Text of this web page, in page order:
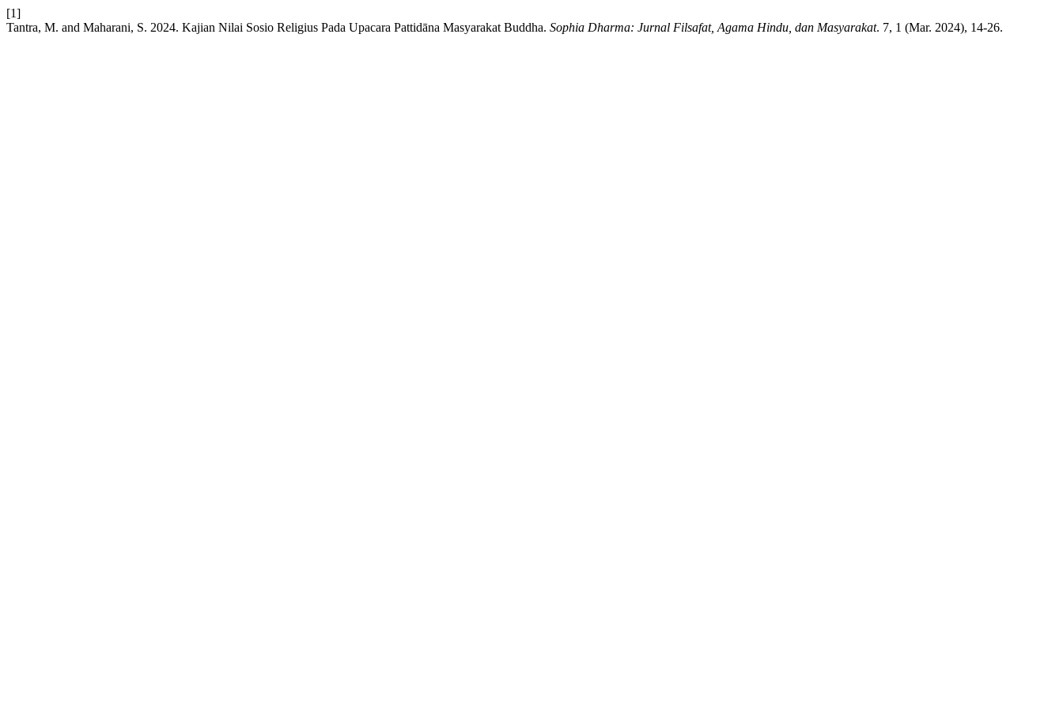
[1]
Tantra, M. and Maharani, S. 2024. Kajian Nilai Sosio Religius Pada Upacara Pattidāna Masyarakat Buddha. Sophia Dharma: Jurnal Filsafat, Agama Hindu, dan Masyarakat. 7, 1 (Mar. 2024), 14-26.